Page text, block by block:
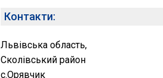
Контакти:
Львівська область,
Сколівський район
с.Орявчик